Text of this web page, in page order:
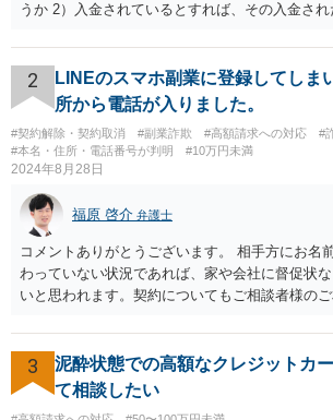
うか 2）入金されているとすれば、その入金され
がポイントですよね。口座を悪用する人は、「
を手に入れる」ことが目的ですから、あなたが
っている場合には、キャッシュカードで引き出す
きませんから、できるとすれば、ネット上ある
に送金することくらいだと思います。あなたの名
ら、お金の動きくらいは調べることが可能である
ばいいだけの話だと思いますし、残っていないの
送金をされたか、引き出されたどちらかだと思
をされてしまっているのであれば、その資金を
などの措置を講じる必要があるのではないでし
2
LINEのスマホ副業に登録してしま
所から電話が入りました。
#契約解除・契約取消 #副業詐欺 #高額請求への対応
#
#本名・住所・電話番号が判明
#10万円未満
2024年8月28日
福原 啓介 弁護士
コメントありがとうございます。 相手方にお名
わっていない状況であれば、家や会社に督促状
いと思われます。契約についてもご相談者様の
いただけますと幸いです。
3
泥酔状態での高額なクレジットカ
て相談したい